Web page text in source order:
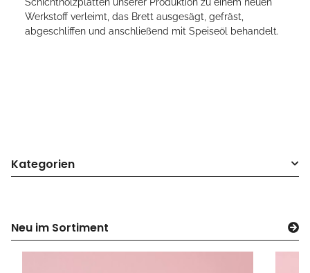
Werkstoff verleimt, das Brett ausgesägt, gefräst,
abgeschliffen und anschließend mit Speiseöl behandelt.
Kategorien
Neu im Sortiment